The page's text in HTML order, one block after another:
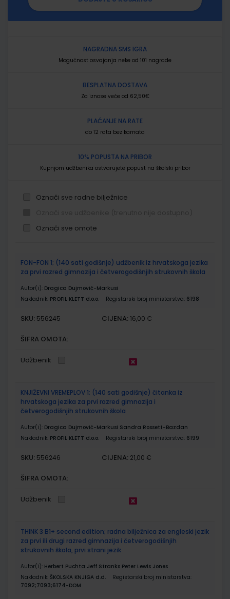
NAGRADNA SMS IGRA
Mogućnost osvajanja neke od 101 nagrade
BESPLATNA DOSTAVA
Za iznose veće od 62,50€
PLAĆANJE NA RATE
do 12 rata bez kamata
10% POPUSTA NA PRIBOR
Kupnjom udžbenika ostvarujete popust na školski pribor
Označi sve radne bilježnice
Označi sve omote
proizvodi
FON-FON 1; (140 sati godišnje) udžbenik iz hrvatskoga jezika
za prvi razred gimnazija i četverogodišnjih strukovnih škola
Autor(i): Dragica Dujmović-Markusi
Nakladnik: PROFIL KLETT d.o.o. Registarski broj ministarstva: 6198
SKU: 556245 CIJENA: 16,00 €
ŠIFRA OMOTA:
Udžbenik
KNJIŽEVNI VREMEPLOV 1; (140 sati godišnje) čitanka iz
hrvatskoga jezika za prvi razred gimnazija i
četverogodišnjih strukovnih škola
Autor(i): Dragica Dujmović-Markusi Sandra Rossett-Bazdan
Nakladnik: PROFIL KLETT d.o.o. Registarski broj ministarstva: 6199
SKU: 556246 CIJENA: 21,00 €
ŠIFRA OMOTA:
Udžbenik
THINK 3 B1+ second edition; radna bilježnica za engleski jezik
za prvi ili drugi razred gimnazija i četverogodišnjih
strukovnih škola, prvi strani jezik
Autor(i): Herbert Puchta Jeff Stranks Peter Lewis Jones
Nakladnik: ŠKOLSKA KNJIGA d.d.
Registarski broj ministarstva:
7092;7093;6174-DOM